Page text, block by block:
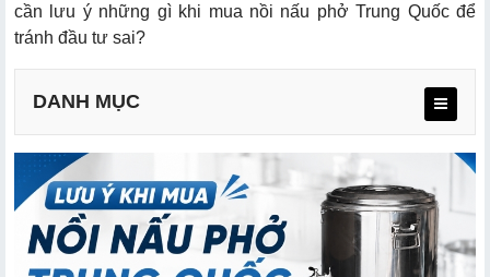
cần lưu ý những gì khi mua nồi nấu phở Trung Quốc để
tránh đầu tư sai?
DANH MỤC
2.1. Đừng để vẻ ngoài Inox đánh lừa